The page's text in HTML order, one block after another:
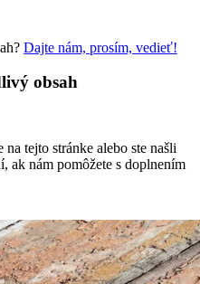
Dajte nám, prosím, vedieť!
obsah
tejto stránke alebo ste našli
ak nám pomôžete s doplnením